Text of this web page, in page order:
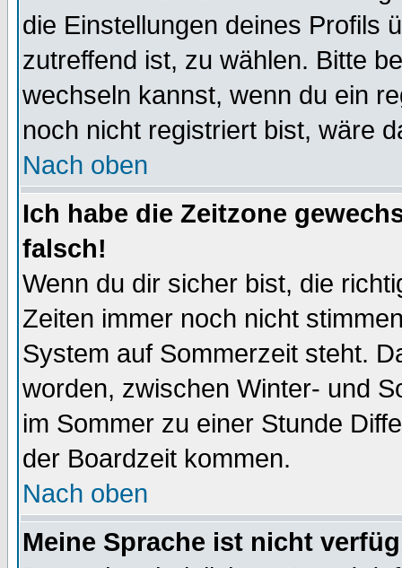
die Einstellungen deines Profils
zutreffend ist, zu wählen. Bitte
wechseln kannst, wenn du ein
noch nicht registriert bist, wäre
Nach oben
Ich habe die Zeitzone
falsch!
Wenn du dir sicher bist, die
Zeiten immer noch nicht
System auf Sommerzeit steht.
worden, zwischen Winter- und
im Sommer zu einer Stunde
der Boardzeit kommen.
Nach oben
Meine Sprache ist nicht